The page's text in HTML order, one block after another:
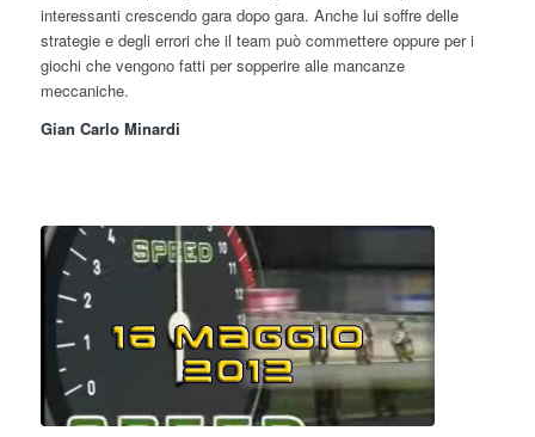
interessanti crescendo gara dopo gara. Anche lui soffre delle
strategie e degli errori che il team può commettere oppure per i
giochi che vengono fatti per sopperire alle mancanze
meccaniche.
Gian Carlo Minardi